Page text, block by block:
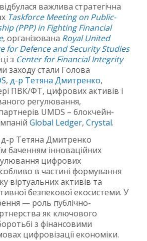
важлива стратегічна
Taskforce Meeting on Public-
(PPP) in Fighting Financial
, організована Royal United
for Defence and Security Studies
з Center for Financial Integrity
заходу стали Голова
, д-р Тетяна Дмитренко,
ПВК/ФТ, цифрових активів і
регулювання,
UMDS – блокчейн-
Global Ledger, Crystal.
д-р Тетяна Дмитренко
баченням інноваційних
цифрових
в частині формування
віртуальних активів та
безпекової екосистеми. У
— роль публічно-
як ключового
з фінансовими
цифровізації економіки.